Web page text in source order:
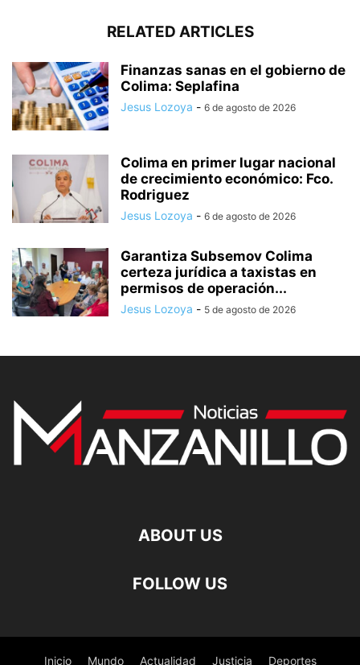
RELATED ARTICLES
Finanzas sanas en el gobierno de
Colima: Seplafina
Jesus Lozoya - 6 de agosto de 2026
Colima en primer lugar nacional
de crecimiento económico: Fco.
Rodriguez
Jesus Lozoya - 6 de agosto de 2026
Garantiza Subsemov Colima
certeza jurídica a taxistas en
permisos de operación...
Jesus Lozoya - 5 de agosto de 2026
ABOUT US
FOLLOW US
Inicio Mundo Actualidad Justicia Deportes